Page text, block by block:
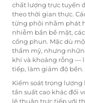
chất lượng trực tuyến
theo thời gian thực.
từng phôi nhằm phát
nhiễm bẩn bề mặt,
cổng phun. Mặc dù
thẩm mỹ, nhưng
khí và khoảng rỗng —
tiếp, làm giảm độ bền.
Kiểm soát trọng
tần suất cao khác đối
lệ thuận trực tiếp với